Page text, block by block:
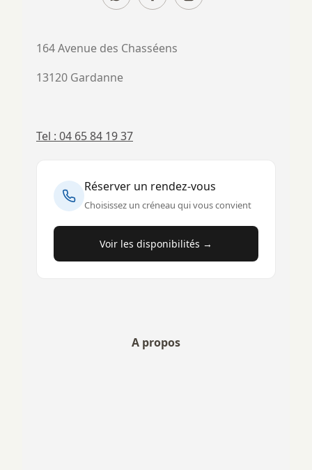
164 Avenue des Chasséens
13120 Gardanne
Tel : 04 65 84 19 37
Réserver un rendez-vous
Choisissez un créneau qui vous convient
Voir les disponibilités →
A propos